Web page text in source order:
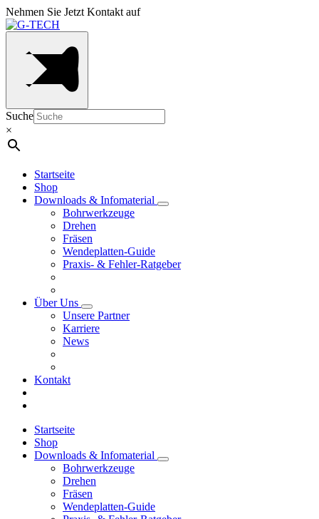
Nehmen Sie Jetzt Kontakt auf
Suche
×
Startseite
Shop
Downloads & Infomaterial
Bohrwerkzeuge
Drehen
Fräsen
Wendeplatten-Guide
Praxis- & Fehler-Ratgeber
Über Uns
Unsere Partner
Karriere
News
Kontakt
Startseite
Shop
Downloads & Infomaterial
Bohrwerkzeuge
Drehen
Fräsen
Wendeplatten-Guide